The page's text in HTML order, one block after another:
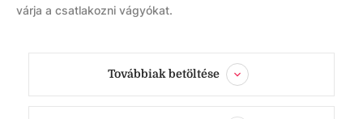
várja a csatlakozni vágyókat.
Továbbiak betöltése